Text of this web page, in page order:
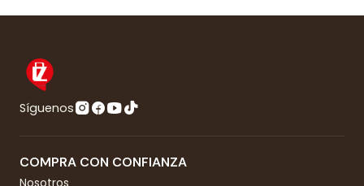
Síguenos
COMPRA CON CONFIANZA
Nosotros